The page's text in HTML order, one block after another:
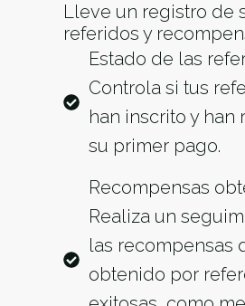
Lleve un registro de
referidos y
Estado de las
Controla si tus
han inscrito y han
su primer pago.
Recompensas
Realiza un
las recompensas
obtenido por